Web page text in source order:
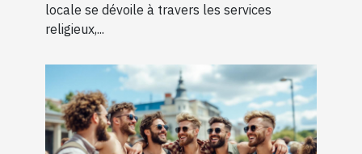
locale se dévoile à travers les services
religieux,...